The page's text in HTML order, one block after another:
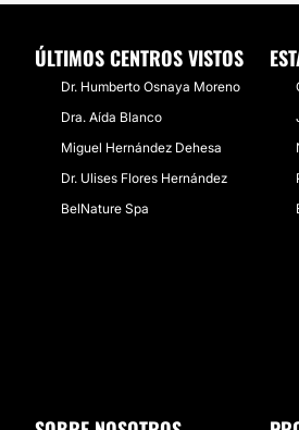
ÚLTIMOS CENTROS VISTOS
Dr. Humberto Osnaya Moreno
Dra. Aída Blanco
Miguel Hernández Dehesa
Dr. Ulises Flores Hernández
BelNature Spa